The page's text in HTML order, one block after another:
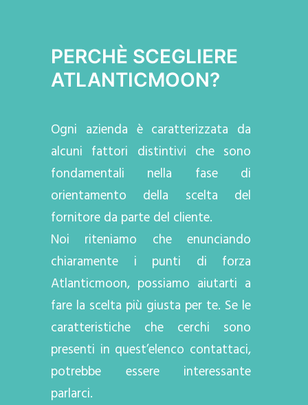
PERCHÈ SCEGLIERE
ATLANTICMOON?
Ogni azienda è caratterizzata da
alcuni fattori distintivi che sono
fondamentali nella fase di
orientamento della scelta del
fornitore da parte del cliente.
Noi riteniamo che enunciando
chiaramente i punti di forza
Atlanticmoon, possiamo aiutarti a
fare la scelta più giusta per te. Se le
caratteristiche che cerchi sono
presenti in quest’elenco contattaci,
potrebbe essere interessante
parlarci.